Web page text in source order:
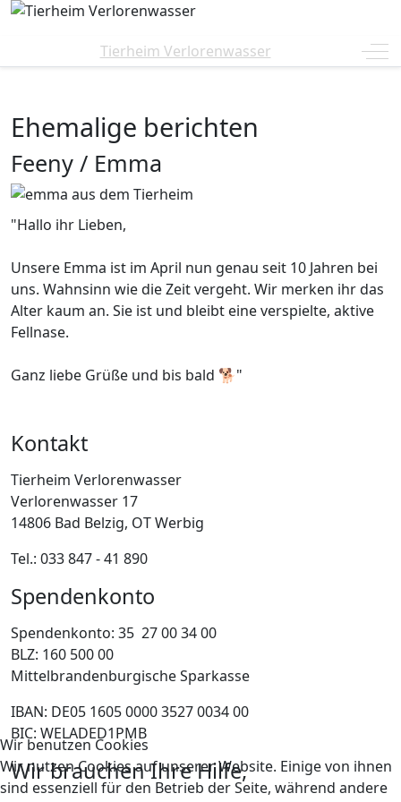
Tierheim Verlorenwasser
Ehemalige berichten
Feeny / Emma
"Hallo ihr Lieben,
Unsere Emma ist im April nun genau seit 10 Jahren bei
uns. Wahnsinn wie die Zeit vergeht. Wir merken ihr das
Alter kaum an. Sie ist und bleibt eine verspielte, aktive
Fellnase.
Ganz liebe Grüße und bis bald 🐕"
Kontakt
Tierheim Verlorenwasser
Verlorenwasser 17
14806 Bad Belzig, OT Werbig
Tel.: 033 847 - 41 890
Spendenkonto
Spendenkonto: 35 27 00 34 00
BLZ: 160 500 00
Mittelbrandenburgische Sparkasse
IBAN: DE05 1605 0000 3527 0034 00
BIC: WELADED1PMB
Wir brauchen Ihre Hilfe,
Wir benutzen Cookies
Wir nutzen Cookies auf unserer Website. Einige von ihnen
sind essenziell für den Betrieb der Seite, während andere